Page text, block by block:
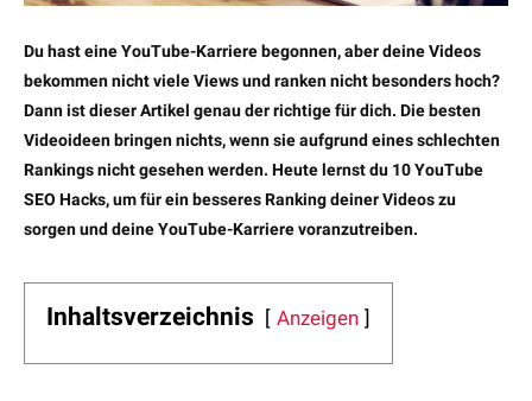
Du hast eine YouTube-Karriere begonnen, aber deine Videos
bekommen nicht viele Views und ranken nicht besonders hoch?
Dann ist dieser Artikel genau der richtige für dich. Die besten
Videoideen bringen nichts, wenn sie aufgrund eines schlechten
Rankings nicht gesehen werden. Heute lernst du 10 YouTube
SEO Hacks, um für ein besseres Ranking deiner Videos zu
sorgen und deine YouTube-Karriere voranzutreiben.
Inhaltsverzeichnis Anzeigen